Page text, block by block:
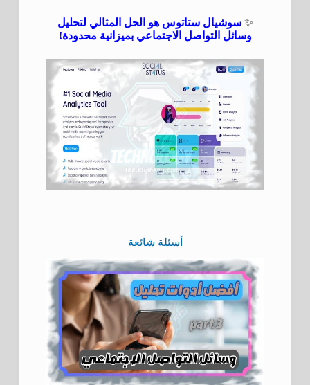
✨سوشيال ستاتوس هو الحل المثالي لتحليل
وسائل التواصل الاجتماعي بميزانية محدودة!
أسئلة شائعة